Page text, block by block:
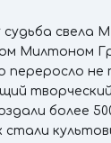
судьба свела
Милтоном
переросло не
более
стали